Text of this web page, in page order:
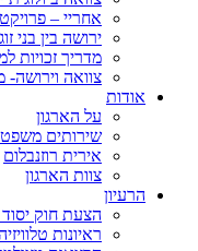
אחריי –
ירושה בין בני
מדריך זכויות
צוואה וירושה-
אודות
על הארגון
שירותים
אירית רוזנבלום
צוות הארגון
הרעיון
הצעת חוק
ראיונות